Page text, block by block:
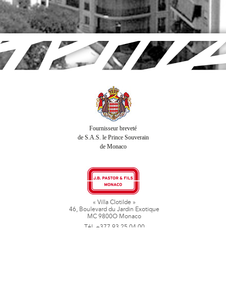
Fournisseur breveté
de S.A.S. le Prince Souverain
de Monaco
« Villa Clotilde »
46, Boulevard du Jardin Exotique
MC 9800O Monaco
Tél. +377 93 25 04 00